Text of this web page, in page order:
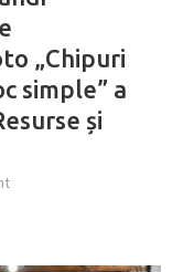
„Chipuri
simple” a
și